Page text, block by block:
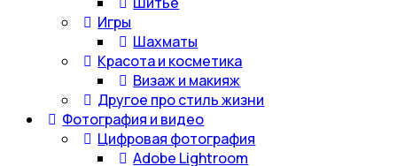
Игры
Шахматы
Красота и косметика
Визаж и макияж
Другое про стиль жизни
Фотография и видео
Цифровая фотография
Adobe Lightroom